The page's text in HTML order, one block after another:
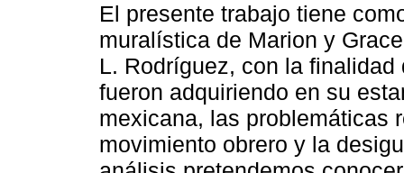
El presente trabajo tiene
muralística de Marion y
L. Rodríguez, con la
fueron adquiriendo en su
mexicana, las problemáticas
movimiento obrero y la